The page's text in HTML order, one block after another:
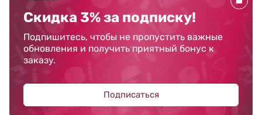
Скидка 3% за подписку!
Подпишитесь, чтобы не пропустить важные
обновления и получить приятный бонус к
заказу.
Подписаться